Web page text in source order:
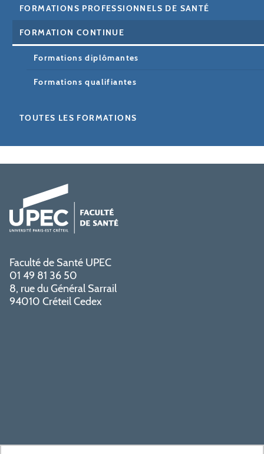
FORMATIONS PROFESSIONNELS DE SANTÉ
FORMATION CONTINUE
Formations diplômantes
Formations qualifiantes
TOUTES LES FORMATIONS
Faculté de Santé UPEC
01 49 81 36 50
8, rue du Général Sarrail
94010 Créteil Cedex